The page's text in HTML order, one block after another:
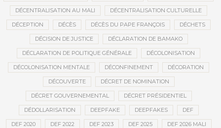
DÉCENTRALISATION AU MALI DÉCENTRALISATION CULTURELLE
DÉCEPTION DÉCÈS DÉCÈS DU PAPE FRANÇOIS DÉCHETS
DÉCISION DE JUSTICE DÉCLARATION DE BAMAKO
DÉCLARATION DE POLITIQUE GÉNÉRALE DÉCOLONISATION
DÉCOLONISATION MENTALE DÉCONFINEMENT DÉCORATION
DÉCOUVERTE DÉCRET DE NOMINATION
DÉCRET GOUVERNEMENTAL DÉCRET PRÉSIDENTIEL
DÉDOLLARISATION DEEPFAKE DEEPFAKES DEF
DEF 2020 DEF 2022 DEF 2023 DEF 2025 DEF 2026 MALI